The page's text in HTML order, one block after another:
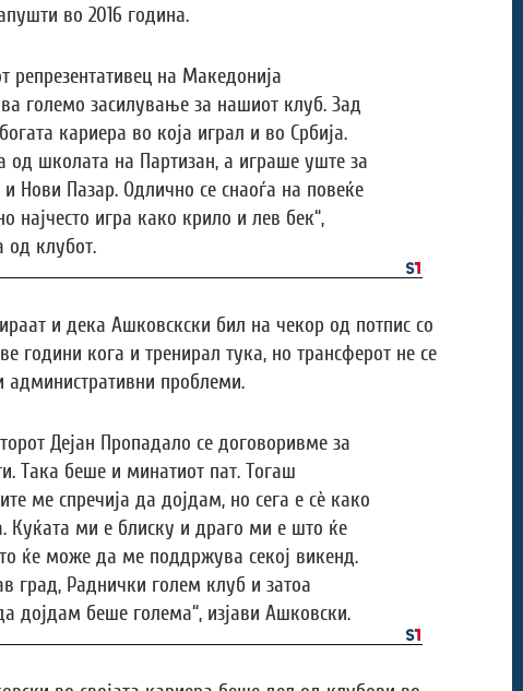
во 2016 година.
репрезентативец на Mакедонија
големо засилување за нашиот клуб. Зад
кариера во која играл и во Србија.
од школата на Партизан, а играше уште за
Нови Пазар. Одлично се снаоѓа на повеќе
најчесто игра како крило и лев бек“,
од клубот.
и дека Ашковскски бил на чекор од потпис со
години кога и тренирал тука, но трансферот не се
административни проблеми.
Дејан Пропадало се договоривме за
Така беше и минатиот пат. Тогаш
ме спречија да дојдам, но сега е сè како
Куќата ми е блиску и драго ми е што ќе
ќе може да ме поддржува секој викенд.
град, Раднички голем клуб и затоа
дојдам беше голема“, изјави Ашковски.